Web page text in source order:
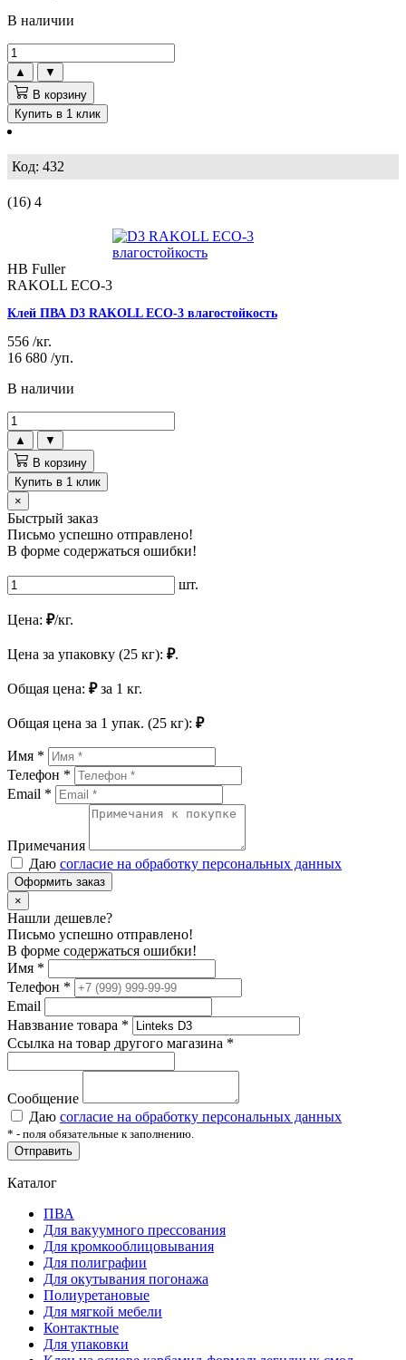
В наличии
▲
▼
В корзину
Купить в 1 клик
Код: 432
(16) 4
HB Fuller
RAKOLL ECO-3
Клей ПВА D3 RAKOLL ECO-3 влагостойкость
556 /кг.
16 680 /уп.
В наличии
▲
▼
В корзину
Купить в 1 клик
×
Быстрый заказ
Письмо успешно отправлено!
В форме содержаться ошибки!
шт.
Цена: ₽/кг.
Цена за упаковку (25 кг): ₽.
Общая цена: ₽за 1 кг.
Общая цена за 1 упак. (25 кг): ₽
Имя *
Телефон *
Email *
Примечания
Даю согласие на обработку персональных данных
Оформить заказ
×
Нашли дешевле?
Письмо успешно отправлено!
В форме содержаться ошибки!
Имя *
Телефон *
Email
Навзвание товара *
Ссылка на товар другого магазина *
Сообщение
Даю согласие на обработку персональных данных
* - поля обязательные к заполнению.
Отправить
Каталог
ПВА
Для вакуумного прессования
Для кромкооблицовывания
Для полиграфии
Для окутывания погонажа
Полиуретановые
Для мягкой мебели
Контактные
Для упаковки